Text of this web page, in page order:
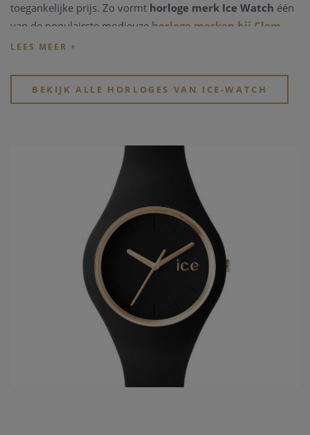
toegankelijke prijs. Zo vormt horloge merk Ice Watch één
van de populairste modieuze horloge merken bij Clem
Vercammen.
de verschillendekwalitatieve horloge merkenen
modische horloge merken.
BEKIJK ALLE HORLOGES VAN ICE-WATCH